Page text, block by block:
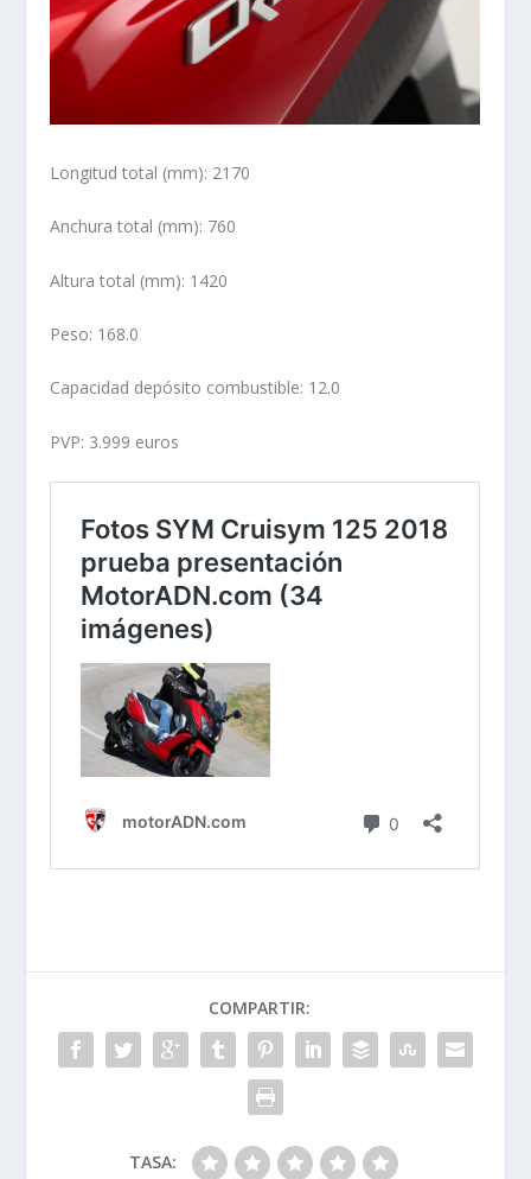
Longitud total (mm): 2170
Anchura total (mm): 760
Altura total (mm): 1420
Peso: 168.0
Capacidad depósito combustible: 12.0
PVP: 3.999 euros
COMPARTIR:
TASA: